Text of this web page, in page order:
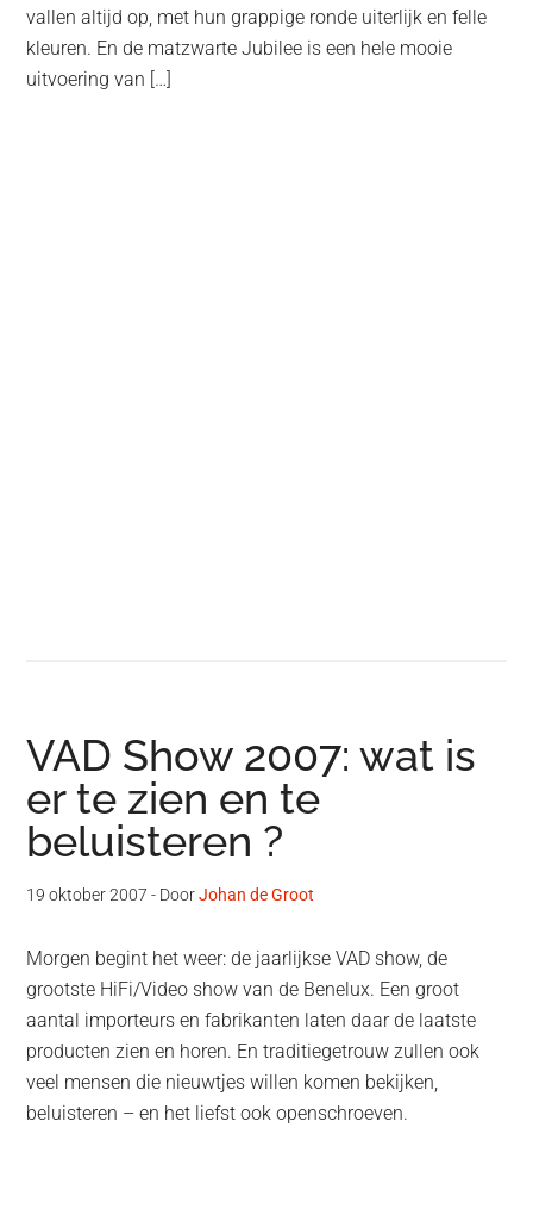
vallen altijd op, met hun grappige ronde uiterlijk en felle
kleuren. En de matzwarte Jubilee is een hele mooie
uitvoering van […]
VAD Show 2007: wat is
er te zien en te
beluisteren ?
19 oktober 2007 - DoorJohan de Groot
Morgen begint het weer: de jaarlijkse VAD show, de
grootste HiFi/Video show van de Benelux. Een groot
aantal importeurs en fabrikanten laten daar de laatste
producten zien en horen. En traditiegetrouw zullen ook
veel mensen die nieuwtjes willen komen bekijken,
beluisteren – en het liefst ook openschroeven.